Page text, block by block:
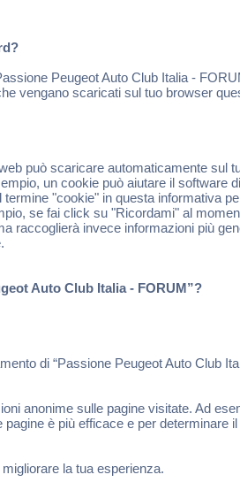
Peugeot Auto Club Italia -
vengano scaricati sul tuo browser
può scaricare automaticamente sul
un cookie può aiutare il
"cookie" in questa informativa
se fai click su "Ricordami" al
raccoglierà invece informazioni più
Auto Club Italia - FORUM”?
di “Passione Peugeot Auto Club
anonime sulle pagine visitate. Ad
è più efficace e per
la tua esperienza.